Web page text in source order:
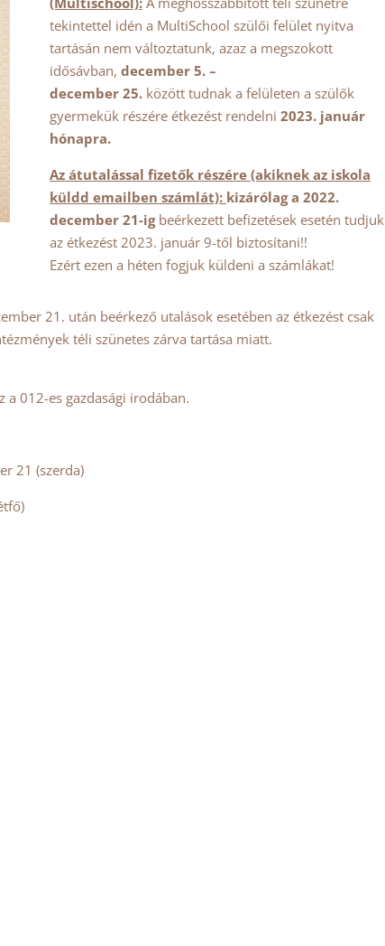
tekintettel idén a MultiSchool szülői felület nyitva
tartásán nem változtatunk, azaz a megszokott
idősávban, december 5. –
december 25.között tudnak a felületen a szülők
gyermekük részére étkezést rendelni 2023. január
hónapra.
Az átutalással fizetők részére (akiknek az iskola
küldd emailben számlát): kizárólag a 2022.
december 21-igbeérkezett befizetések esetén tudjuk
az étkezést 2023. január 9-től biztosítani!!
Ezért ezen a héten fogjuk küldeni a számlákat!
21. után beérkező utalások esetében az étkezést csak
téli szünetes zárva tartása miatt.
a 012-es gazdasági irodában.
21 (szerda)